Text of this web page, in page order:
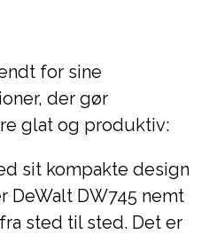
for sine
der gør
glat og produktiv:
sit kompakte design
DW745 nemt
sted til sted. Det er